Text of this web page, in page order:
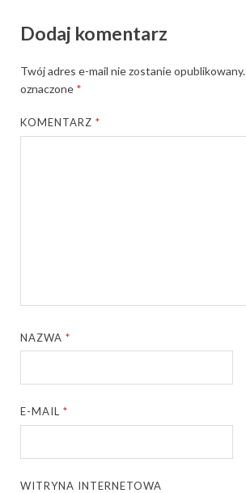
Dodaj komentarz
Twój adres e-mail nie zostanie opublikowany.
oznaczone *
KOMENTARZ*
NAZWA*
E-MAIL*
WITRYNA INTERNETOWA